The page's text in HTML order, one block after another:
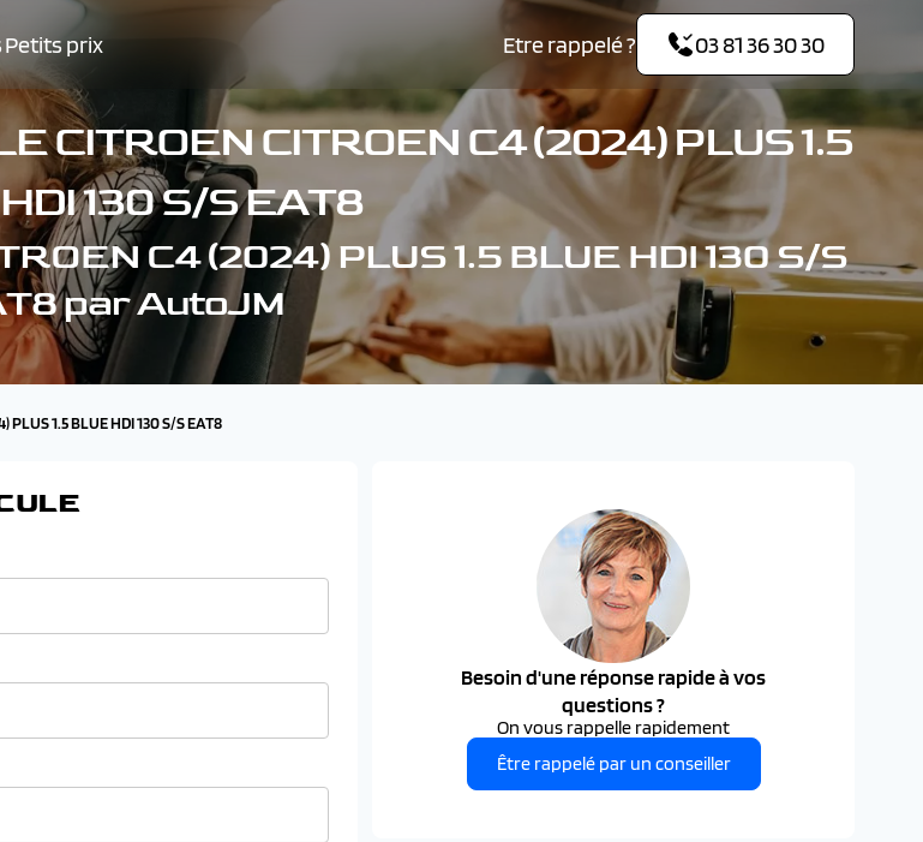
Petits prix Etre rappelé ? 03 81 36 30 30
CITROEN CITROEN C4 (2024) PLUS 1.5
130 S/S EAT8
C4 (2024) PLUS 1.5 BLUE HDI 130 S/S
par AutoJM
PLUS 1.5 BLUE HDI 130 S/S EAT8
Besoin d'une réponse rapide à vos
questions ?
On vous rappelle rapidement
Être rappelé par un conseiller